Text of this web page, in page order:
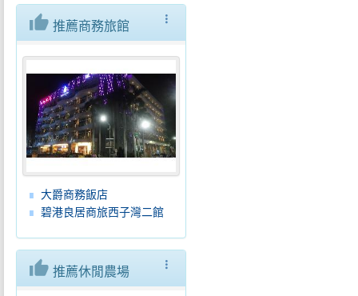
more_vert
thumb_up 推薦商務旅館
大爵商務飯店
碧港良居商旅西子灣二館
more_vert
thumb_up 推薦休閒農場